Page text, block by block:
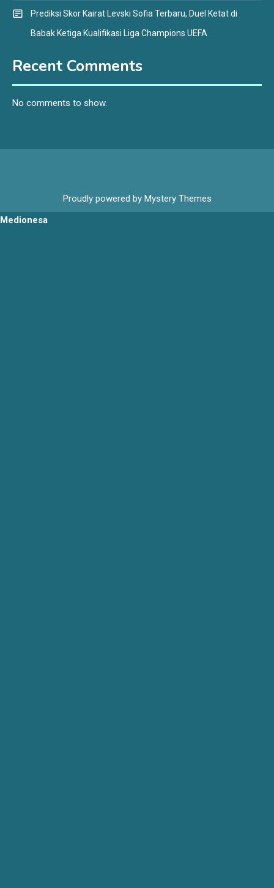
Prediksi Skor Kairat Levski Sofia Terbaru, Duel Ketat di
Babak Ketiga Kualifikasi Liga Champions UEFA
Recent Comments
No comments to show.
Proudly powered by Mystery Themes
Medionesa